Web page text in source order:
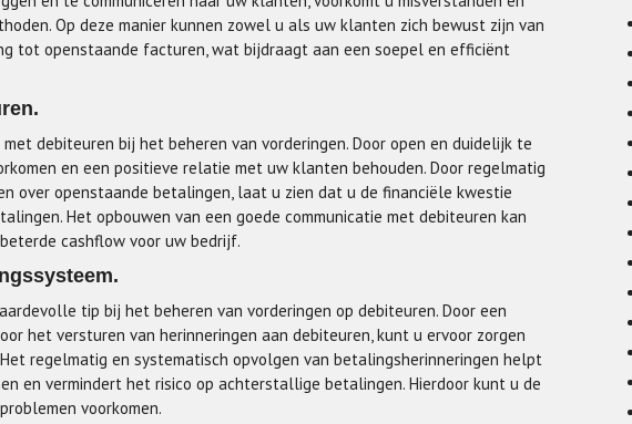
Op deze manier kunnen zowel u als uw klanten zich bewust zijn van
tot openstaande facturen, wat bijdraagt aan een soepel en efficiënt
debiteuren bij het beheren van vorderingen. Door open en duidelijk te
en een positieve relatie met uw klanten behouden. Door regelmatig
over openstaande betalingen, laat u zien dat u de financiële kwestie
Het opbouwen van een goede communicatie met debiteuren kan
cashflow voor uw bedrijf.
tip bij het beheren van vorderingen op debiteuren. Door een
het versturen van herinneringen aan debiteuren, kunt u ervoor zorgen
regelmatig en systematisch opvolgen van betalingsherinneringen helpt
en vermindert het risico op achterstallige betalingen. Hierdoor kunt u de
voorkomen.